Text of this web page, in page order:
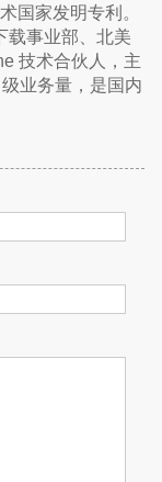
国家发明专利。
载事业部、北美
技术合伙人，主
业务量，是国内